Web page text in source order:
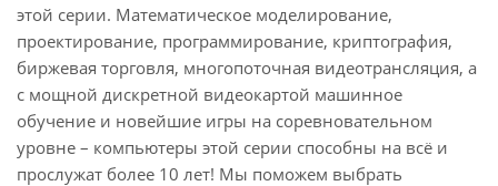
этой серии. Математическое моделирование,
проектирование, программирование, криптография,
биржевая торговля, многопоточная видеотрансляция, а
с мощной дискретной видеокартой машинное
обучение и новейшие игры на соревновательном
уровне – компьютеры этой серии способны на всё и
прослужат более 10 лет! Мы поможем выбрать